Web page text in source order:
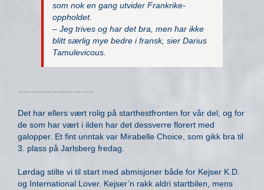
som nok en gang utvider Frankrike-
oppholdet.
– Jeg trives og har det bra, men har ikke
blitt særlig mye bedre i fransk, sier Darius
Tamulevicous.
Det har ellers vært rolig på starthestfronten for vår del, og for
de som har vært i ilden har det dessverre florert med
galopper. Et fint unntak var Mirabelle Choice, som gikk bra til
3. plass på Jarlsberg fredag.
Lørdag stilte vi til start med abmisjoner både for Kejser K.D.
og International Lover. Kejser’n rakk aldri startbilen, mens